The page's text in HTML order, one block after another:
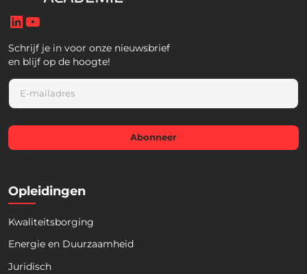
LinkedIn
Schrijf je in voor onze nieuwsbrief
en blijf op de hoogte!
E
a
i
*
Abonneer
Opleidingen
Kwaliteitsborging
Energie en Duurzaamheid
Juridisch